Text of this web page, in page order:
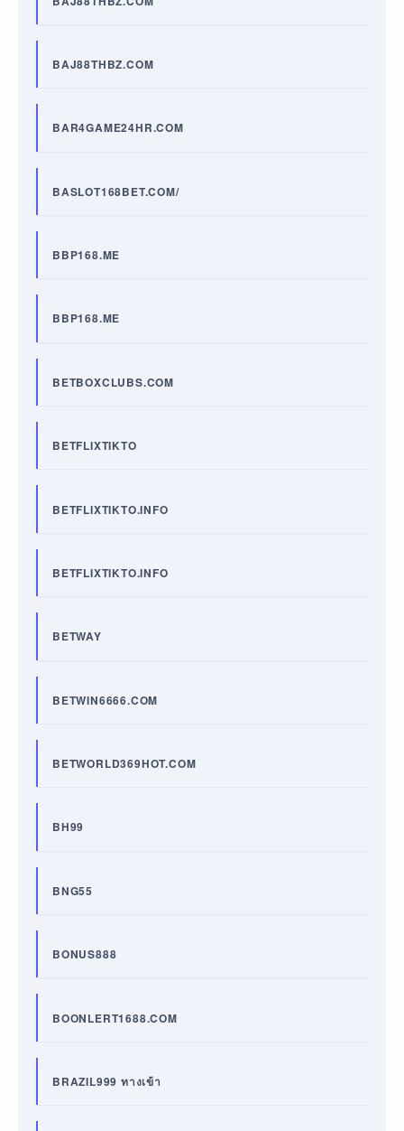
BAJ88THBZ.COM
BAR4GAME24HR.COM
BASLOT168BET.COM/
BBP168.ME
BBP168.ME
BETBOXCLUBS.COM
BETFLIXTIKTO
BETFLIXTIKTO.INFO
BETFLIXTIKTO.INFO
BETWAY
BETWIN6666.COM
BETWORLD369HOT.COM
BH99
BNG55
BONUS888
BOONLERT1688.COM
BRAZIL999 ทางเข้า